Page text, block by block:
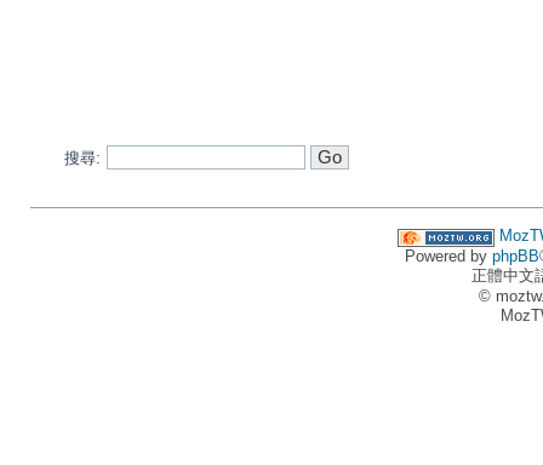
搜尋:
Powered by phpBB
正體中文
©